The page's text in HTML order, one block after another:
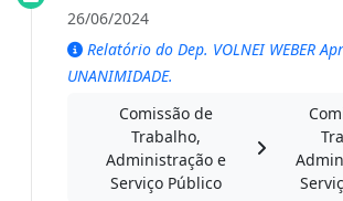
26/06/2024
Relatório do Dep. VOLNEI WEBER
UNANIMIDADE.
Comissão de
Trabalho,
Administração e
Serviço Público